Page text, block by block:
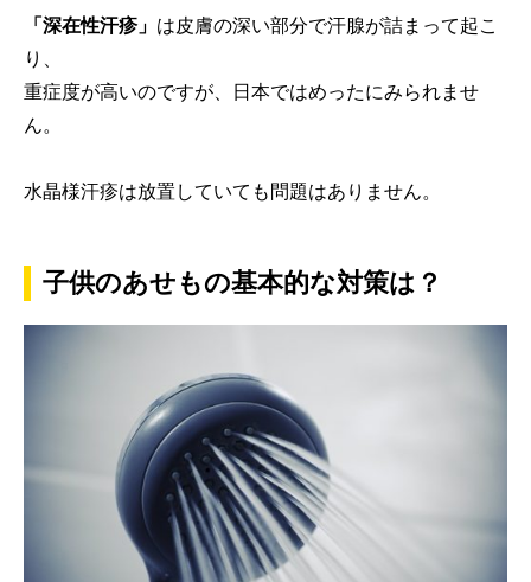
「深在性汗疹」 は皮膚の深い部分で汗腺が詰まって起こ
り、
重症度が高いのですが、日本ではめったにみられませ
ん。
水晶様汗疹は放置していても問題はありません。
子供のあせもの基本的な対策は？